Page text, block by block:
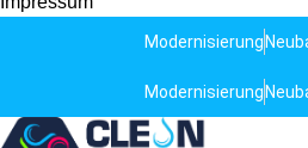
Modernisierung
Modernisierung